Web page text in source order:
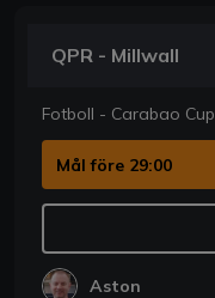
QPR - Millwall
Fotboll - Carabao Cup
Mål före 29:00
Aston